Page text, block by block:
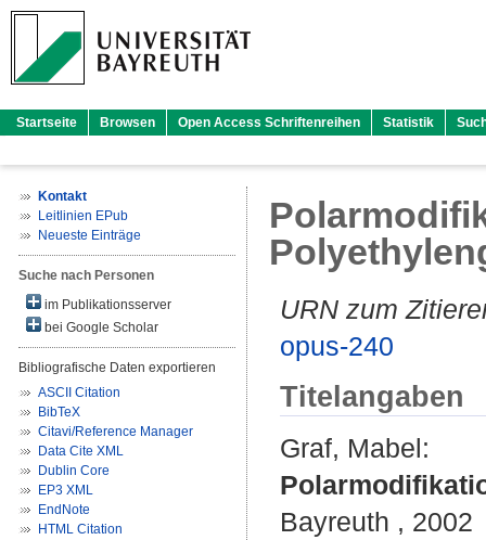
Startseite Browsen Open Access Schriftenreihen Statistik
Kontakt
Leitlinien EPub
Neueste Einträge
Suche nach Personen
im Publikationsserver
bei Google Scholar
Bibliografische Daten exportieren
ASCII Citation
BibTeX
Citavi/Reference Manager
Data Cite XML
Dublin Core
EP3 XML
EndNote
HTML Citation
URN zum
opus-240
Titelangaben
Graf, Mabel:
Bayreuth , 2002